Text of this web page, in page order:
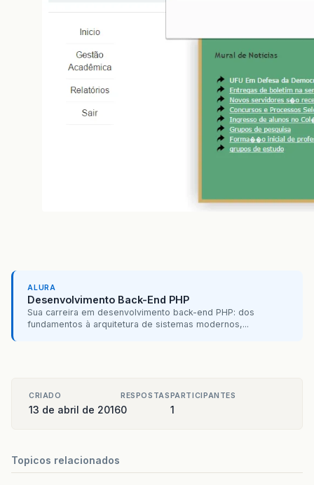
ALURA
Desenvolvimento Back-End PHP
Sua carreira em desenvolvimento back-end PHP: dos
fundamentos à arquitetura de sistemas modernos,...
CRIADO
13 de abril de 2016
RESPOSTAS
0
PARTICIPANTES
1
Topicos relacionados